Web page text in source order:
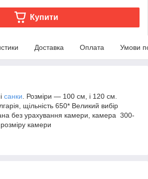
Купити
Доставка Оплата Умови
санки . Розміри — 100 см, і 120 см.
щільність 650* Великий вибір
без урахування камери, камера 300-
камери